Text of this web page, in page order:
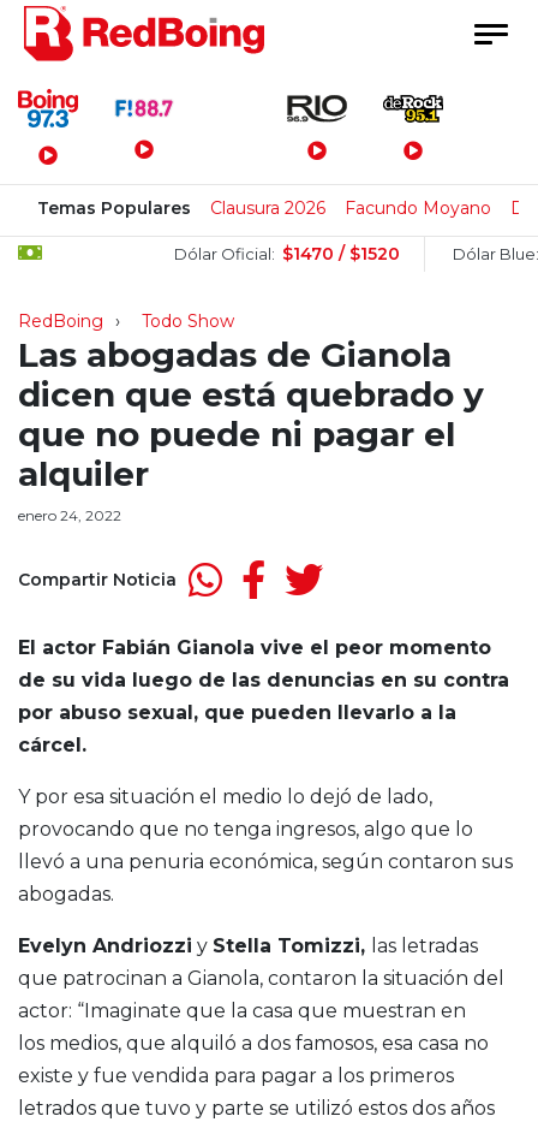
Menú Principal
Temas Populares Clausura 2026 Facundo Moyano Di
Dólar Oficial: $1470 / $1520 Dólar Blue:
RedBoing Todo Show
Las abogadas de Gianola
dicen que está quebrado y
que no puede ni pagar el
alquiler
enero 24, 2022
Compartir Noticia
El actor Fabián Gianola vive el peor momento
de su vida luego de las denuncias en su contra
por abuso sexual, que pueden llevarlo a la
cárcel.
Y por esa situación el medio lo dejó de lado,
provocando que no tenga ingresos, algo que lo
llevó a una penuria económica, según contaron sus
abogadas.
Evelyn Andriozzi y Stella Tomizzi, las letradas
que patrocinan a Gianola, contaron la situación del
actor: “Imaginate que la casa que muestran en
los medios, que alquiló a dos famosos, esa casa no
existe y fue vendida para pagar a los primeros
letrados que tuvo y parte se utilizó estos dos años